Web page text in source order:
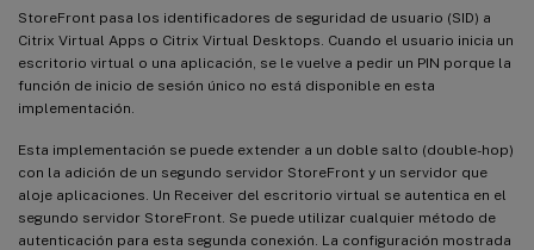
StoreFront pasa los identificadores de seguridad de usuario (SID) a
Citrix Virtual Apps o Citrix Virtual Desktops. Cuando el usuario inicia un
escritorio virtual o una aplicación, se le vuelve a pedir un PIN porque la
función de inicio de sesión único no está disponible en esta
implementación.
Esta implementación se puede extender a un doble salto (double-hop)
con la adición de un segundo servidor StoreFront y un servidor que
aloje aplicaciones. Un Receiver del escritorio virtual se autentica en el
segundo servidor StoreFront. Se puede utilizar cualquier método de
autenticación para esta segunda conexión. La configuración mostrada